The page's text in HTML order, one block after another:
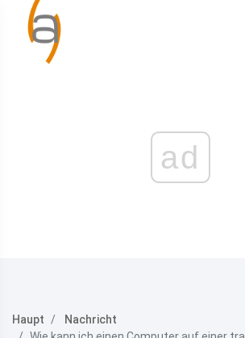
ad
Haupt
Nachricht